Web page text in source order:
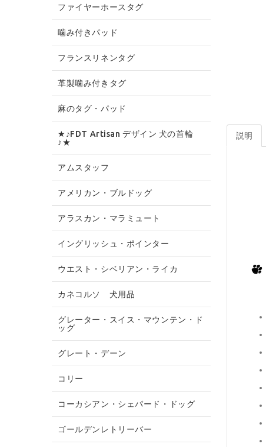
説明
ファイヤーホースタグ
噛み付きパッド
フランスリネンタグ
革製噛み付きタグ
麻のタグ・パッド
★♪FDT Artisan デザイン 犬の首輪
♪★
アムスタッフ
アメリカン・ブルドッグ
アラスカン・マラミュート
イングリッシュ・ポインター
ウエスト・シベリアン・ライカ
カネコルソ 犬用品
グレーター・スイス・マウンテン・ド
ッグ
グレート・デーン
コリー
コーカシアン・シェパード・ドッグ
ゴールデンレトリーバー